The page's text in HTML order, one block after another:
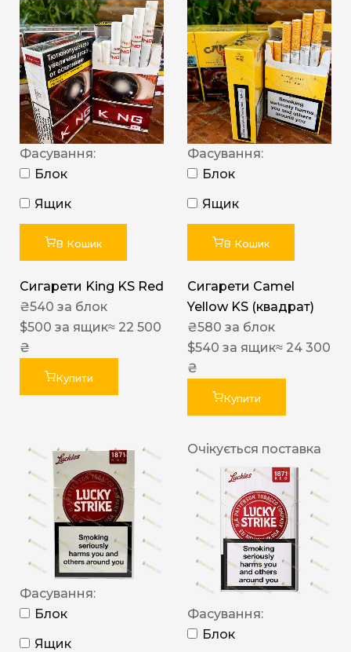
Фасування:
Блок
Ящик
В Кошик
Сигарети King KS Red
₴540 за блок
$500 за ящик≈ 22 500
₴
Купити
Фасування:
Блок
Ящик
В Кошик
Сигарети Camel
Yellow KS (квадрат)
₴580 за блок
$540 за ящик≈ 24 300
₴
Купити
Фасування:
Блок
Ящик
Очікується поставка
Фасування:
Блок